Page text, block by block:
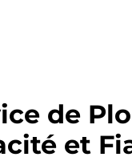
de
et